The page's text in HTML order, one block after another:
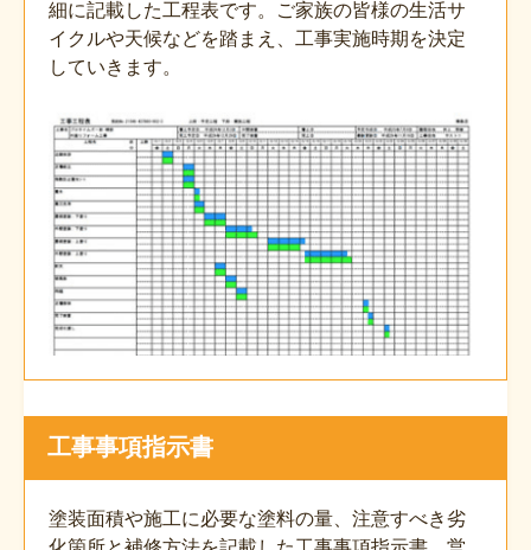
細に記載した工程表です。ご家族の皆様の生活サ
イクルや天候などを踏まえ、工事実施時期を決定
していきます。
工事事項指示書
塗装面積や施工に必要な塗料の量、注意すべき劣